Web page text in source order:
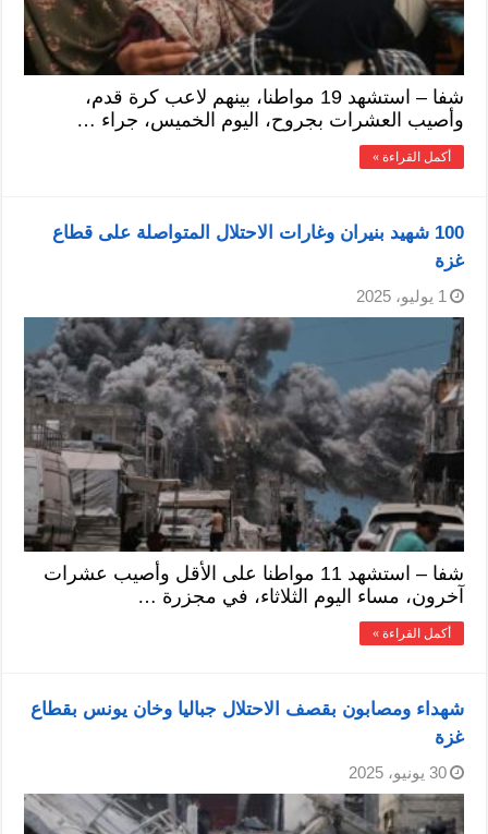
شفا – استشهد 19 مواطنا، بينهم لاعب كرة قدم،
وأصيب العشرات بجروح، اليوم الخميس، جراء …
أكمل القراءة »
100 شهيد بنيران وغارات الاحتلال المتواصلة على قطاع
غزة
1 يوليو، 2025
شفا – استشهد 11 مواطنا على الأقل وأصيب عشرات
آخرون، مساء اليوم الثلاثاء، في مجزرة …
أكمل القراءة »
شهداء ومصابون بقصف الاحتلال جباليا وخان يونس بقطاع
غزة
30 يونيو، 2025